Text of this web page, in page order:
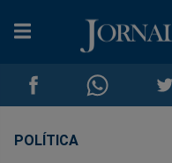
CompartilharCompartilhar
POLÍTICA